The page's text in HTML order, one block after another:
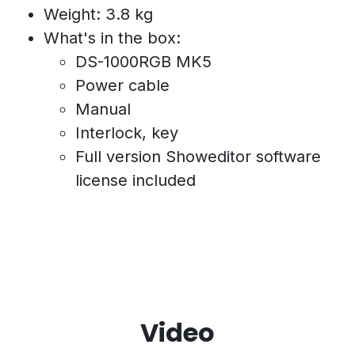
Weight: 3.8 kg
What's in the box:
DS-1000RGB MK5
Power cable
Manual
Interlock, key
Full version Showeditor software
license included
Video